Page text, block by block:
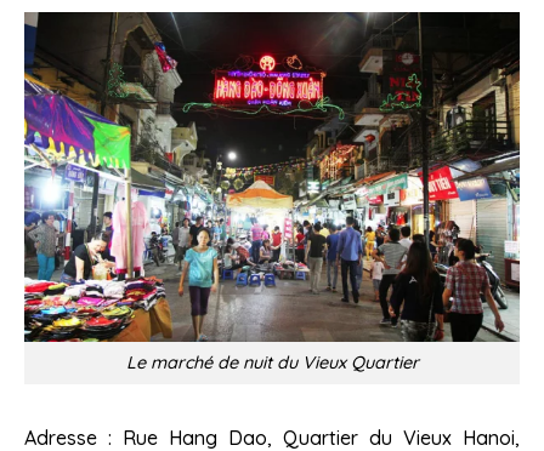
Le marché de nuit du Vieux Quartier
Adresse : Rue Hang Dao, Quartier du Vieux Hanoi,